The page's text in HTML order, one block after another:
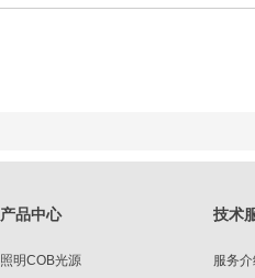
产品中心
照明COB光源
技术
服务